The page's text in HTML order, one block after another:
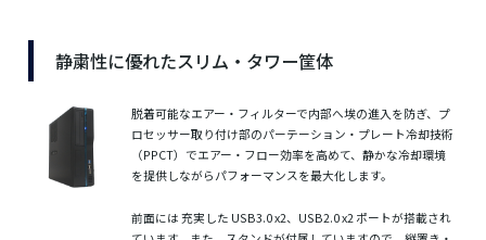
静粛性に優れたスリム・タワー筐体
脱着可能なエアー・フィルターで内部へ埃の進入を防ぎ、プ
ロセッサー取り付け部のパーテーション・プレート冷却技術
（PPCT）でエアー・フロー効率を高めて、静かな冷却環境
を提供しながらパフォーマンスを最大化します。
前面には 充実した USB3.0 x2、USB2.0 x2 ポートが搭載され